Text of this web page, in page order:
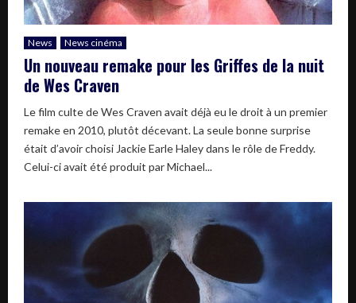
News News cinéma
Un nouveau remake pour les Griffes de la nuit
de Wes Craven
Le film culte de Wes Craven avait déjà eu le droit à un premier
remake en 2010, plutôt décevant. La seule bonne surprise
était d’avoir choisi Jackie Earle Haley dans le rôle de Freddy.
Celui-ci avait été produit par Michael...